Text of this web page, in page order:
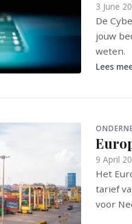
3 June
De
jouw
weten.
Lees
9 April
Het
tarief
voor